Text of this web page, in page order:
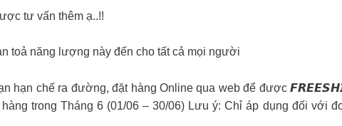
tư vấn thêm ạ..!!
toả năng lượng này đến cho tất cả mọi người
hạn chế ra đường, đặt hàng Online qua web để được
trong Tháng 6 (01/06 – 30/06) Lưu ý: Chỉ áp dụng đối với